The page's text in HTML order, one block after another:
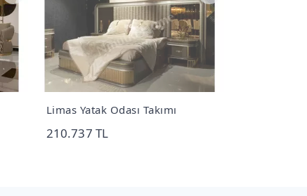
Limas Yatak Odası Takımı
210.737 TL